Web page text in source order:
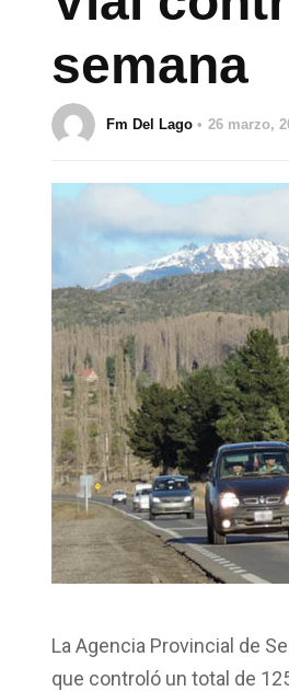
semana
Fm Del Lago 26 marzo,
La Agencia Provincial de
que controló un total de